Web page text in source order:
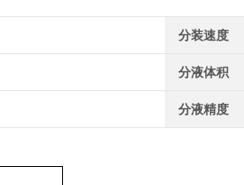
分装速度
分液体积
分液精度